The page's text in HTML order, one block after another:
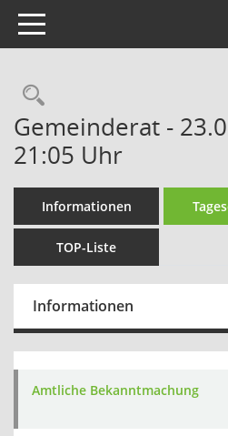
Toggle navigation
Rechercheauswahl
Gemeinderat -
21:05 Uhr
Informationen
TOP-Liste
Informationen
Amtliche Bekanntmachung